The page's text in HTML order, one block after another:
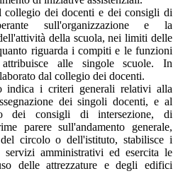
collegio dei docenti e dei consigli di
sull'organizzazione e la
della scuola, nei limiti delle
riguarda i compiti e le funzioni
alle singole scuole. In
dal collegio dei docenti.
i criteri generali relativi alla
dei singoli docenti, e al
dei consigli di intersezione, di
parere sull'andamento generale,
circolo o dell'istituto, stabilisce i
amministrativi ed esercita le
delle attrezzature e degli edifici